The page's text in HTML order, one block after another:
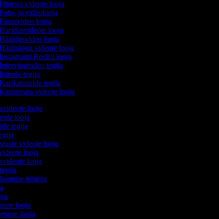
videote looja
ja videolooja
looja
looja
looja
videote looja
Reels'i looja
tegija
tegija
tegija
videote looja
looja
looja
tegija
videote looja
looja
looja
tööriist
looja
looja